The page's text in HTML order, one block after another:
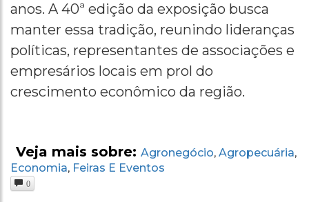
anos. A 40ª edição da exposição busca
manter essa tradição, reunindo lideranças
políticas, representantes de associações e
empresários locais em prol do
crescimento econômico da região.
Veja mais sobre: Agronegócio, Agropecuária,
Economia, Feiras E Eventos
0